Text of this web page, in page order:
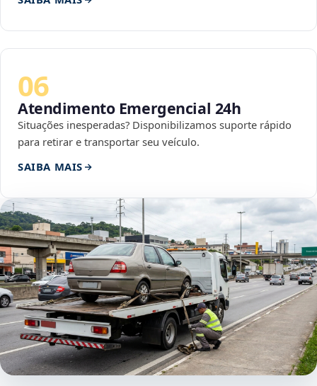
06
Atendimento Emergencial 24h
Situações inesperadas? Disponibilizamos suporte rápido
para retirar e transportar seu veículo.
SAIBA MAIS